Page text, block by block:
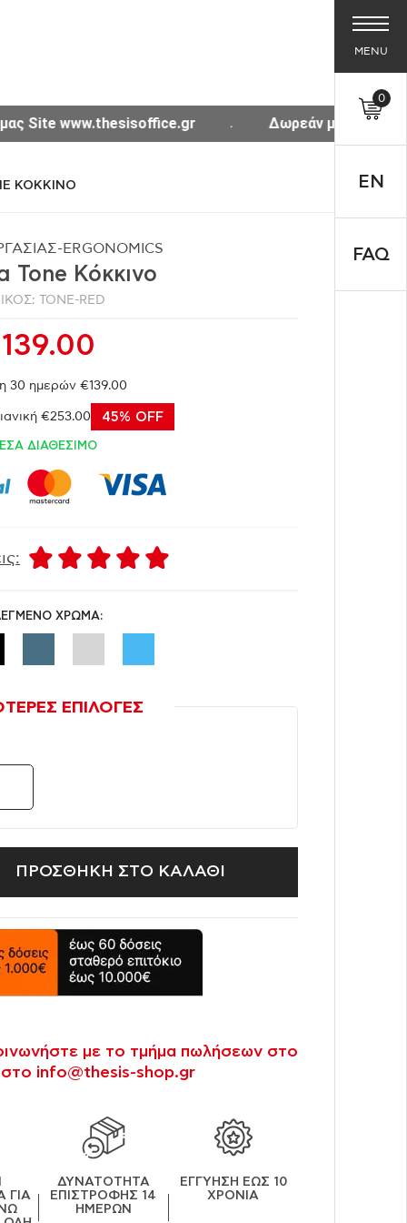
Δωρεάν μεταφορικά για αγορές άνω των
ΚΟΚΚΙΝΟ
ERGONOMICS
Tone Κόκκινο
TONE-RED
30 ημερών €139.00
€253.00 45% OFF
ΔΙΑΘΕΣΙΜΟ
ΧΡΩΜΑ:
ΕΠΙΛΟΓΕΣ
ΠΡΟΣΘΗΚΗ ΣΤΟ ΚΑΛΑΘΙ
με το τμήμα πωλήσεων στο
στο info@thesis-shop.gr
ΓΙΑ
ΔΥΝΑΤΟΤΗΤΑ
ΕΠΙΣΤΡΟΦΗΣ 14
ΗΜΕΡΩΝ
ΕΓΓΥΗΣΗ ΕΩΣ 10
ΧΡΟΝΙΑ
MENU
0
EN
FAQ